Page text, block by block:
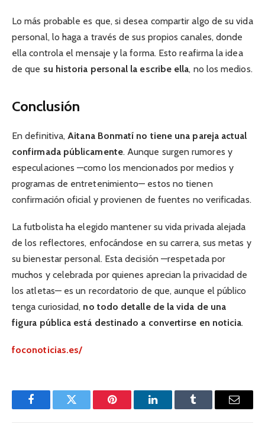
Lo más probable es que, si desea compartir algo de su vida
personal, lo haga a través de sus propios canales, donde
ella controla el mensaje y la forma. Esto reafirma la idea
de que su historia personal la escribe ella, no los medios.
Conclusión
En definitiva,Aitana Bonmatí no tiene una pareja actual
confirmada públicamente. Aunque surgen rumores y
especulaciones —como los mencionados por medios y
programas de entretenimiento— estos no tienen
confirmación oficial y provienen de fuentes no verificadas.
La futbolista ha elegido mantener su vida privada alejada
de los reflectores, enfocándose en su carrera, sus metas y
su bienestar personal. Esta decisión —respetada por
muchos y celebrada por quienes aprecian la privacidad de
los atletas— es un recordatorio de que, aunque el público
tenga curiosidad, no todo detalle de la vida de una
figura pública está destinado a convertirse en noticia.
foconoticias.es/
FacebookTwitter Pinterest LinkedInTumblr Email